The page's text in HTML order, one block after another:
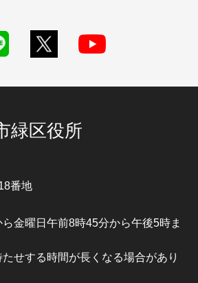
緑区役所
番地
金曜日午前8時45分から午後5時ま
せする時間が長くなる場合があり